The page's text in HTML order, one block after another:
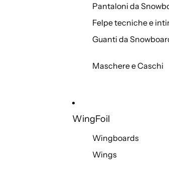
Pantaloni da
Felpe tecniche e
Guanti da
Maschere e Caschi
WingFoil
Wingboards
Wings